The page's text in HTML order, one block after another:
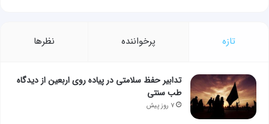
تازه پرخواننده نظرها
تدابیر حفظ سلامتی در پیاده روی اربعین از دیدگاه
طب سنتی
۷ روز پیش